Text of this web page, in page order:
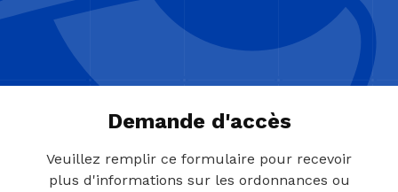
Demande d'accès
Veuillez remplir ce formulaire pour recevoir
plus d'informations sur les ordonnances ou